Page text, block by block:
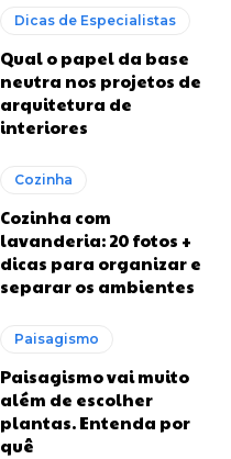
Dicas de Especialistas
Qual o papel da base
neutra nos projetos de
arquitetura de
interiores
Cozinha
Cozinha com
lavanderia: 20 fotos +
dicas para organizar e
separar os ambientes
Paisagismo
Paisagismo vai muito
além de escolher
plantas. Entenda por
quê